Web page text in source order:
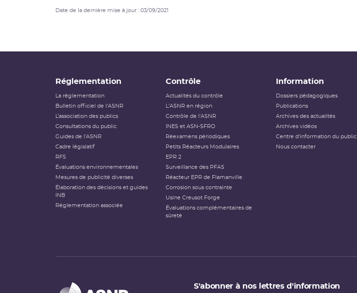
Date de la dernière mise à jour : 03/09/2021
Réglementation
La réglementation
Bulletin officiel de l'ASNR
L’association des publics
Consultations du public
Guides de l'ASNR
Cadre législatif
RFS
Évaluations environnementales
Mesures de publicité diverses
Élaboration des décisions et guides
INB
Réglementation associée
Contrôle
Actualités du contrôle
L'ASNR en région
Contrôle de l'ASNR
INES et ASN-SFRO
Réexamens périodiques
Petits Réacteurs Modulaires
EPR 2
Surveillance des PFAS
Réacteur EPR de Flamanville
Corrosion sous contrainte
Usine Creusot Forge
Évaluations complémentaires de
sûreté
Information
Dossiers pédagogiques
Publications
Archives des actualités
Archives vidéos
Centre d'information du public
Nous contacter
S'abonner à nos lettres d'information